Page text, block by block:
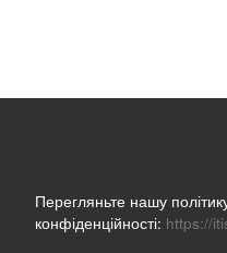
Перегляньте нашу
конфіденційності: https://